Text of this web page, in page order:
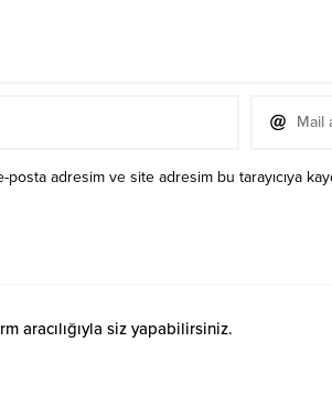
posta adresim ve site adresim bu tarayıcıya
aracılığıyla siz yapabilirsiniz.